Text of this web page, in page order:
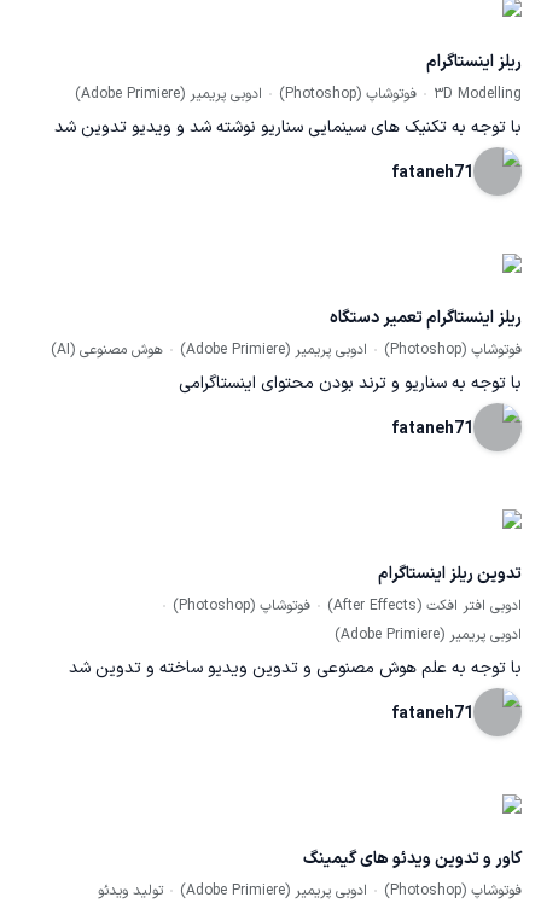
ریلز اینستاگرام
3D Modelling فوتوشاپ (Photoshop) ادوبی پریمیر (Adobe Primiere)
با توجه به تکنیک های سینمایی سناریو نوشته شد و ویدیو تدوین شد
fataneh71
ریلز اینستاگرام تعمیر دستگاه
فوتوشاپ (Photoshop) ادوبی پریمیر (Adobe Primiere) هوش مصنوعی (AI)
با توجه به سناریو و ترند بودن محتوای اینستاگرامی
fataneh71
تدوین ریلز اینستاگرام
ادوبی افتر افکت (After Effects)
فوتوشاپ (Photoshop)
ادوبی پریمیر (Adobe Primiere)
با توجه به علم هوش مصنوعی و تدوین ویدیو ساخته و تدوین شد
fataneh71
کاور و تدوین ویدئو های گیمینگ
فوتوشاپ (Photoshop) ادوبی پریمیر (Adobe Primiere) تولید ویدئو